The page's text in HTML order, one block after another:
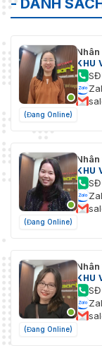
- DANH
(Đang Online)
KHU
(Đang Online)
KHU
(Đang Online)
KHU